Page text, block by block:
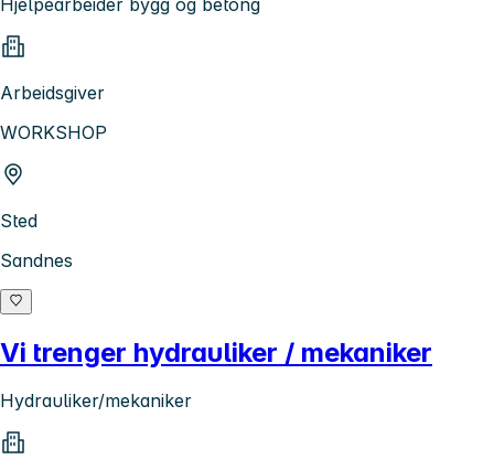
Hjelpearbeider bygg og betong
Arbeidsgiver
WORKSHOP
Sted
Sandnes
Vi trenger hydrauliker / mekaniker
Hydrauliker/mekaniker